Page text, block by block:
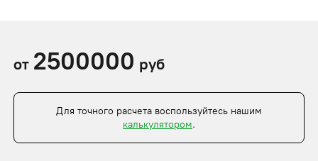
от 2500000 руб
Для точного расчета воспользуйтесь нашим
калькулятором.